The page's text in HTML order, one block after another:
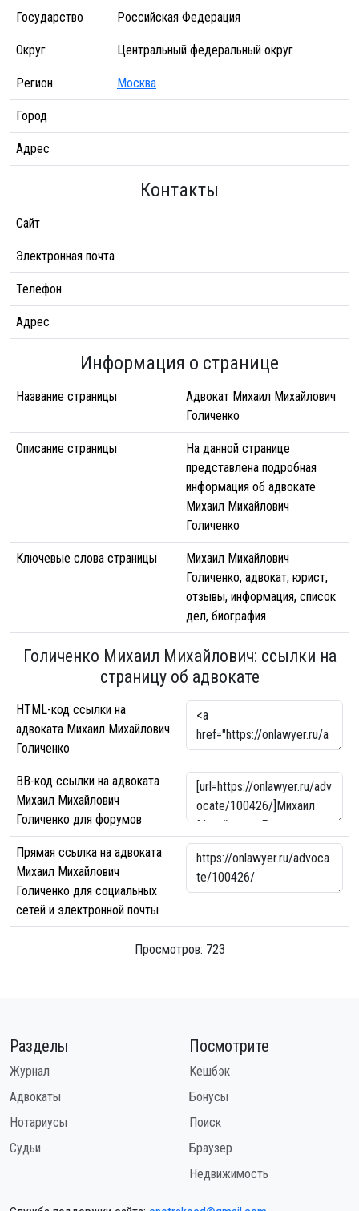
Государство Российская Федерация
Округ Центральный федеральный округ
Регион Москва
Город
Адрес
Контакты
Сайт
Электронная почта
Телефон
Адрес
Информация о странице
Название страницы
Адвокат Михаил Михайлович
Голиченко
Описание страницы
На данной странице
представлена подробная
информация об адвокате
Михаил Михайлович
Голиченко
Ключевые слова страницы
Михаил Михайлович
Голиченко, адвокат, юрист,
отзывы, информация, список
дел, биография
Голиченко Михаил Михайлович: ссылки на
страницу об адвокате
HTML-код ссылки на
адвоката Михаил Михайлович
Голиченко
BB-код ссылки на адвоката
Михаил Михайлович
Голиченко для форумов
Прямая ссылка на адвоката
Михаил Михайлович
Голиченко для социальных
сетей и электронной почты
Просмотров: 723
Разделы
Журнал
Адвокаты
Нотариусы
Судьи
Посмотрите
Кешбэк
Бонусы
Поиск
Браузер
Недвижимость